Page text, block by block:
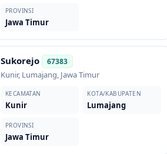
PROVINSI
Jawa Timur
Sukorejo 67383
Kunir, Lumajang, Jawa Timur
KECAMATAN
Kunir
KOTA/KABUPATEN
Lumajang
PROVINSI
Jawa Timur